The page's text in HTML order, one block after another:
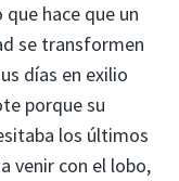
hace que un
se transformen
días en exilio
porque su
los últimos
venir con el lobo,